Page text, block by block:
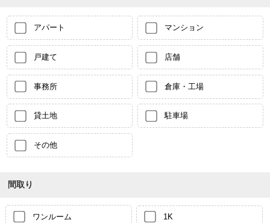
アパート マンション
戸建て 店舗
事務所 倉庫・工場
貸土地 駐車場
その他
間取り
ワンルーム 1K